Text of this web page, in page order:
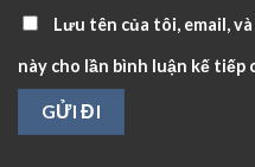
Lưu tên của tôi, email,
này cho lần bình luận kế tiếp